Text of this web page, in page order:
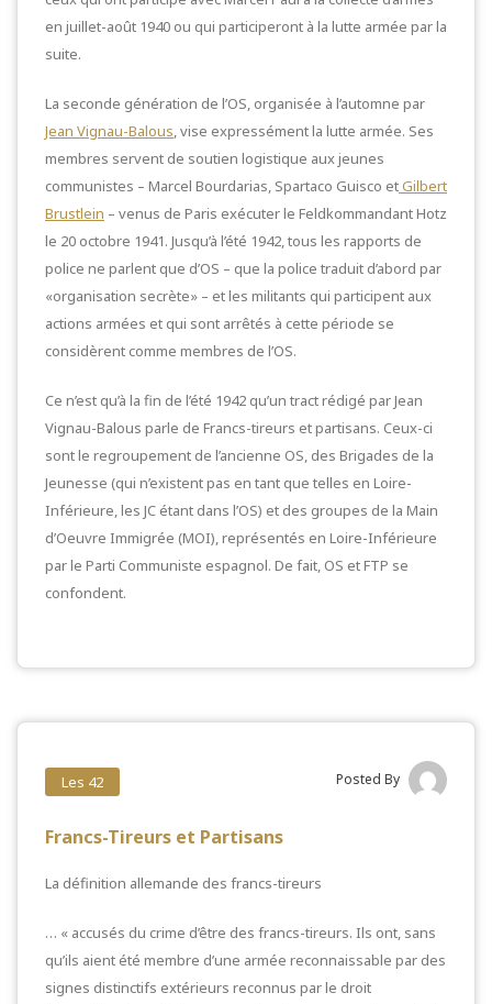
en juillet-août 1940 ou qui participeront à la lutte armée par la
suite.
La seconde génération de l’OS, organisée à l’automne par
Jean Vignau-Balous, vise expressément la lutte armée. Ses
membres servent de soutien logistique aux jeunes
communistes – Marcel Bourdarias, Spartaco Guisco etGilbert
Brustlein – venus de Paris exécuter le Feldkommandant Hotz
le 20 octobre 1941. Jusqu’à l’été 1942, tous les rapports de
police ne parlent que d’OS – que la police traduit d’abord par
«organisation secrète» – et les militants qui participent aux
actions armées et qui sont arrêtés à cette période se
considèrent comme membres de l’OS.
Ce n’est qu’à la fin de l’été 1942 qu’un tract rédigé par Jean
Vignau-Balous parle de Francs-tireurs et partisans. Ceux-ci
sont le regroupement de l’ancienne OS, des Brigades de la
Jeunesse (qui n’existent pas en tant que telles en Loire-
Inférieure, les JC étant dans l’OS) et des groupes de la Main
d’Oeuvre Immigrée (MOI), représentés en Loire-Inférieure
par le Parti Communiste espagnol. De fait, OS et FTP se
confondent.
Les 42 Posted By
Francs-Tireurs et Partisans
La définition allemande des francs-tireurs
… « accusés du crime d’être des francs-tireurs. Ils ont, sans
qu’ils aient été membre d’une armée reconnaissable par des
signes distinctifs extérieurs reconnus par le droit